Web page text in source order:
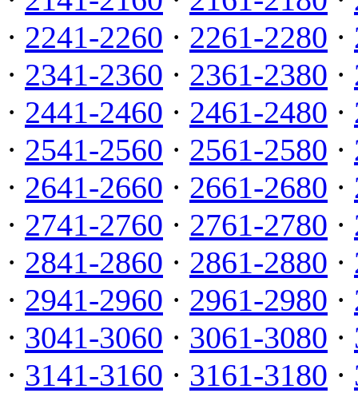
· 2241-2260 · 2261-2280 ·
· 2341-2360 · 2361-2380 ·
· 2441-2460 · 2461-2480 ·
· 2541-2560 · 2561-2580 ·
· 2641-2660 · 2661-2680 ·
· 2741-2760 · 2761-2780 ·
· 2841-2860 · 2861-2880 ·
· 2941-2960 · 2961-2980 ·
· 3041-3060 · 3061-3080 ·
· 3141-3160 · 3161-3180 ·